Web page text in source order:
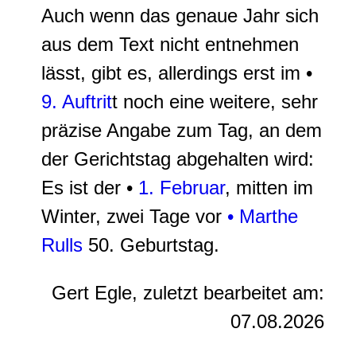
Auch wenn das genaue Jahr sich
aus dem Text nicht entnehmen
lässt, gibt es, allerdings erst im •
9. Auftritt noch eine weitere, sehr
präzise Angabe zum Tag, an dem
der Gerichtstag abgehalten wird:
Es ist der • 1. Februar, mitten im
Winter, zwei Tage vor • Marthe
Rulls 50. Geburtstag.
Gert Egle, zuletzt bearbeitet am:
07.08.2026